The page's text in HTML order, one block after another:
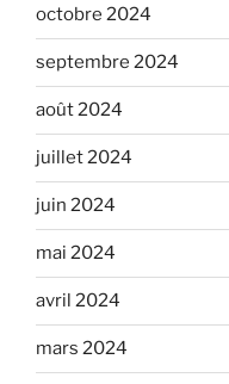
octobre 2024
septembre 2024
août 2024
juillet 2024
juin 2024
mai 2024
avril 2024
mars 2024